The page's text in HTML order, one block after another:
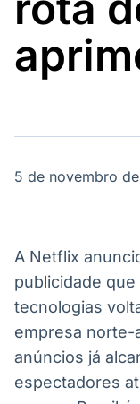
5 de novembro
A Netflix
publicidade
tecnologias
empresa norte-
anúncios já
espectadores